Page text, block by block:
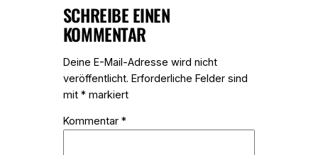
SCHREIBE EINEN
KOMMENTAR
Deine E-Mail-Adresse wird nicht
veröffentlicht. Erforderliche Felder sind
mit *markiert
Kommentar *